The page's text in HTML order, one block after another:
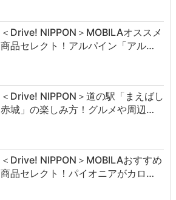
＜Drive! NIPPON＞MOBILAオススメ
商品セレクト！アルパイン「アル…
＜Drive! NIPPON＞道の駅「まえばし
赤城」の楽しみ方！グルメや周辺…
＜Drive! NIPPON＞MOBILAおすすめ
商品セレクト！パイオニアがカロ…